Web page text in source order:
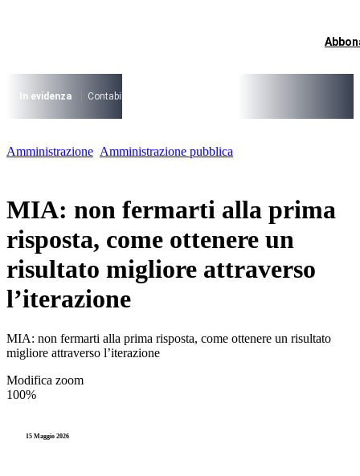
I più cercati
Lorem ipsum dolor sit amet consectetur
In evidenza Contabilità Accrual
Lorem ipsum dolor sit amet consectetur
Amministrazione Amministrazione pubblica
MIA: non fermarti alla prima
risposta, come ottenere un
risultato migliore attraverso
l’iterazione
MIA: non fermarti alla prima risposta, come ottenere un risultato
migliore attraverso l’iterazione
Modifica zoom
100%
15 Maggio 2026